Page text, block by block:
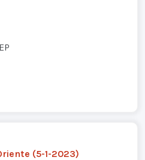
(5-1-2023)